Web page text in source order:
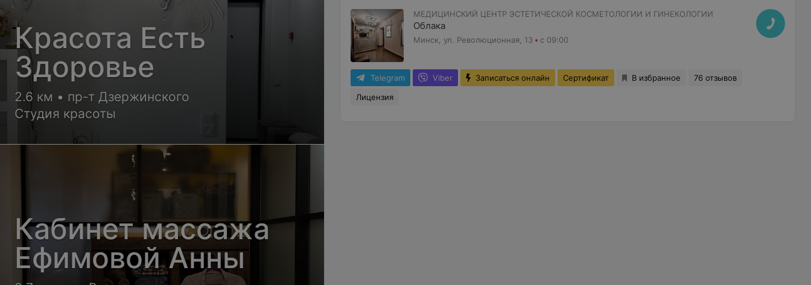
МЕДИЦИНСКИЙ ЦЕНТР ЭСТЕТИЧЕСКОЙ КОСМЕТОЛОГИИ И ГИНЕКОЛОГИИ
Облака
Минск, ул. Революционная, 13 с 09:00
Telegram Viber Записаться онлайн Сертификат В избранное
76 отзывов
Лицензия
Красота Есть
Здоровье
2.6 км • пр-т Дзержинского
Студия красоты
Кабинет массажа
Ефимовой Анны